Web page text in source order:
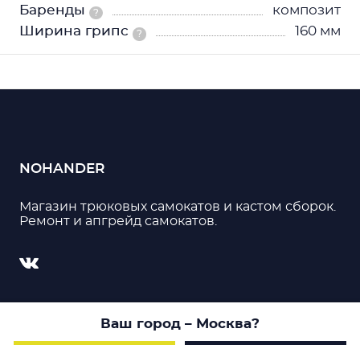
Ваш город – Москва?
Баренды
?
композит
Ширина грипс
? 160 мм
NOHANDER
Магазин трюковых самокатов и кастом сборок.
Ремонт и апгрейд самокатов.
© 2026, Nohander. Все права защищены
Пользуясь данным сайтом, Вы даете согласие